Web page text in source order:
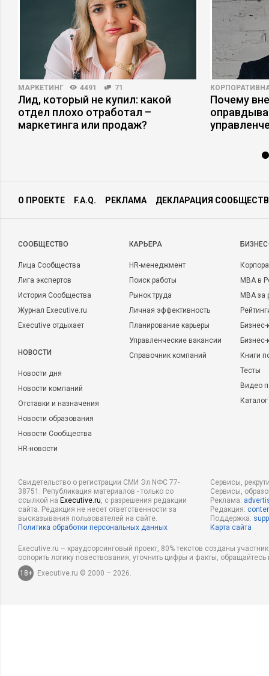
МАРКЕТИНГ 4491 71
Лид, который не купил: какой
отдел плохо отработал –
маркетинга или продаж?
Почему
О ПРОЕКТЕ F.A.Q. РЕКЛАМА ДЕКЛАРАЦИЯ
CООБЩЕСТВО
Лица Сообщества
Лига экспертов
История Сообщества
Журнал Executive.ru
Executive отдыхает
НОВОСТИ
Новости дня
Новости компаний
Отставки и назначения
Новости образования
Новости Сообщества
HR-новости
КАРЬЕРА
HR-менеджмент
Поиск работы
Рынок труда
Личная эффективность
Планирование карьеры
Управленческие вакансии
Справочник компаний
MBA в
MBA
Бизнес-
Книги
Тесты
Видео
Свидетельство о регистрации СМИ Эл NФС 77-
38751. Републикация материалов - только со
ссылкой на Executive.ru, с разрешения редакции
сайта. Редакция не несет ответственности за
высказывания пользователей на сайте.
Политика обработки персональных данных
Сервисы,
Сервисы,
Реклама:
Редакция:
Поддержка:
Карта сайта
Executive.ru – краудсорсинговый проект, 80% текстов созданы
оспорить логику повествования, уточнить цифры и факты,
18+
Executive.ru © 2000 – 2026.